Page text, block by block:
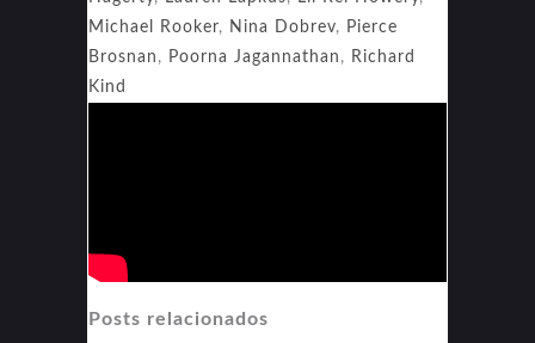
Michael Rooker, Nina Dobrev, Pierce
Brosnan , Poorna Jagannathan , Richard
Kind
Posts relacionados